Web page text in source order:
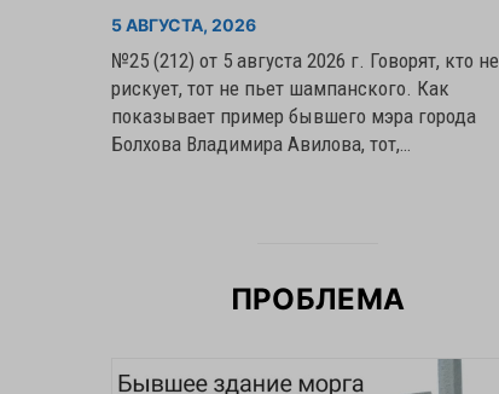
5 АВГУСТА, 2026
№25 (212) от 5 августа 2026 г. Говорят, кто не
рискует, тот не пьет шампанского. Как
показывает пример бывшего мэра города
Болхова Владимира Авилова, тот,…
ПРОБЛЕМА